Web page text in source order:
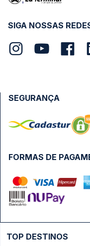
SIGA NOSSAS
FORMAS DE
SEGURANÇA
TOP DESTINOS